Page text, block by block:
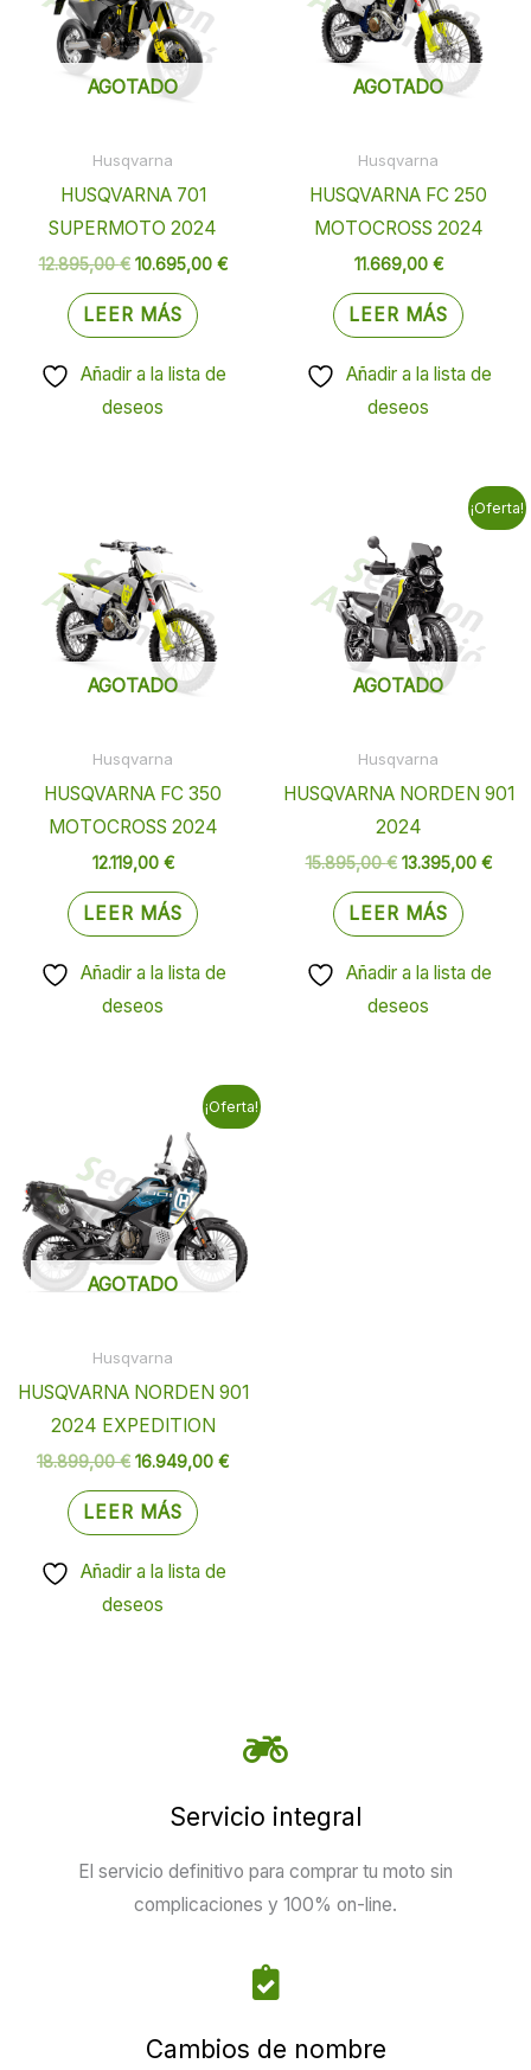
AGOTADO
Husqvarna
HUSQVARNA 701
SUPERMOTO 2024
12.895,00€ 10.695,00 €
LEER MÁS
Añadir a la lista de
deseos
AGOTADO
Husqvarna
HUSQVARNA FC 250
MOTOCROSS 2024
11.669,00 €
LEER MÁS
Añadir a la lista de
deseos
AGOTADO
Husqvarna
HUSQVARNA FC 350
MOTOCROSS 2024
12.119,00 €
LEER MÁS
Añadir a la lista de
deseos
¡Oferta!
AGOTADO
Husqvarna
HUSQVARNA NORDEN 901
2024
15.895,00€
original
era:
15.895,00 €.
13.395,00 €
El
LEER MÁS
Añadir a la lista de
deseos
¡Oferta!
AGOTADO
Husqvarna
HUSQVARNA NORDEN 901
2024 EXPEDITION
18.899,00€
original
era:
18.899,00 €.
16.949,00 €
El
precio
LEER MÁS
Añadir a la lista de
deseos
Servicio integral
El servicio definitivo para comprar tu moto sin
complicaciones y 100% on-line.
Cambios de nombre